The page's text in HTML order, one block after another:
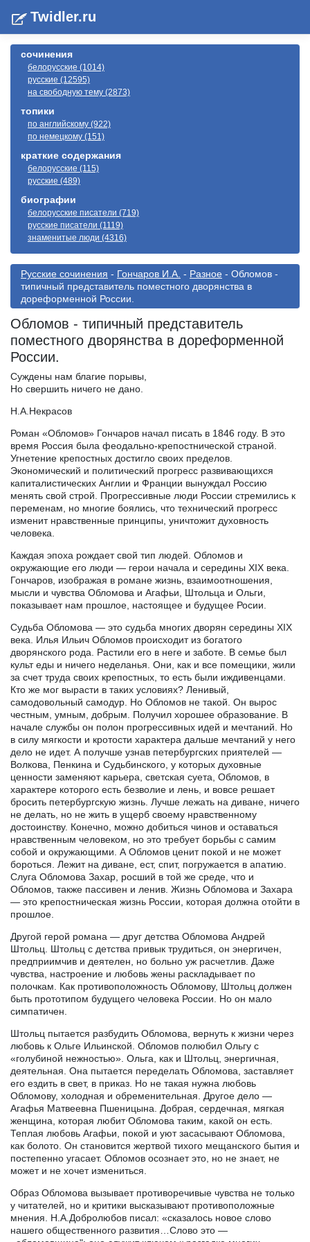
Twidler.ru
сочинения
белорусские (1014)
русские (12595)
на свободную тему (2873)
топики
по английскому (922)
по немецкому (151)
краткие содержания
белорусские (115)
русские (489)
биографии
белорусские писатели (719)
русские писатели (1119)
знаменитые люди (4316)
Русские сочинения - Гончаров И.А. - Разное - Обломов -
типичный представитель поместного дворянства в
дореформенной России.
Обломов - типичный представитель
поместного дворянства в дореформенной
России.
Суждены нам благие порывы,
Но свершить ничего не дано.
Н.А.Некрасов
Роман «Обломов» Гончаров начал писать в 1846 году. В это
время Россия была феодально-крепостнической страной.
Угнетение крепостных достигло своих пределов.
Экономический и политический прогресс развивающихся
капиталистических Англии и Франции вынуждал Россию
менять свой строй. Прогрессивные люди России стремились к
переменам, но многие боялись, что технический прогресс
изменит нравственные принципы, уничтожит духовность
человека.
Каждая эпоха рождает свой тип людей. Обломов и
окружающие его люди — герои начала и середины XIX века.
Гончаров, изображая в романе жизнь, взаимоотношения,
мысли и чувства Обломова и Агафьи, Штольца и Ольги,
показывает нам прошлое, настоящее и будущее Росии.
Судьба Обломова — это судьба многих дворян середины XIX
века. Илья Ильич Обломов происходит из богатого
дворянского рода. Растили его в неге и заботе. В семье был
культ еды и ничего неделанья. Они, как и все помещики, жили
за счет труда своих крепостных, то есть были иждивенцами.
Кто же мог вырасти в таких условиях? Ленивый,
самодовольный самодур. Но Обломов не такой. Он вырос
честным, умным, добрым. Получил хорошее образование. В
начале службы он полон прогрессивных идей и мечтаний. Но
в силу мягкости и кротости характера дальше мечтаний у него
дело не идет. А получше узнав петербургских приятелей —
Волкова, Пенкина и Судьбинского, у которых духовные
ценности заменяют карьера, светская суета, Обломов, в
характере которого есть безволие и лень, и вовсе решает
бросить петербургскую жизнь. Лучше лежать на диване, ничего
не делать, но не жить в ущерб своему нравственному
достоинству. Конечно, можно добиться чинов и оставаться
нравственным человеком, но это требует борьбы с самим
собой и окружающими. А Обломов ценит покой и не может
бороться. Лежит на диване, ест, спит, погружается в апатию.
Слуга Обломова Захар, росший в той же среде, что и
Обломов, также пассивен и ленив. Жизнь Обломова и Захара
— это крепостническая жизнь России, которая должна отойти в
прошлое.
Другой герой романа — друг детства Обломова Андрей
Штольц. Штольц с детства привык трудиться, он энергичен,
предприимчив и деятелен, но больно уж расчетлив. Даже
чувства, настроение и любовь жены раскладывает по
полочкам. Как противоположность Обломову, Штольц должен
быть прототипом будущего человека России. Но он мало
симпатичен.
Штольц пытается разбудить Обломова, вернуть к жизни через
любовь к Ольге Ильинской. Обломов полюбил Ольгу с
«голубиной нежностью». Ольга, как и Штольц, энергичная,
деятельная. Она пытается переделать Обломова, заставляет
его ездить в свет, в приказ. Но не такая нужна любовь
Обломову, холодная и обременительная. Другое дело —
Агафья Матвеевна Пшеницына. Добрая, сердечная, мягкая
женщина, которая любит Обломова таким, какой он есть.
Теплая любовь Агафьи, покой и уют засасывают Обломова,
как болото. Он становится жертвой тихого мещанского бытия и
постепенно угасает. Обломов осознает это, но не знает, не
может и не хочет измениться.
Образ Обломова вызывает противоречивые чувства не только
у читателей, но и критики высказывают противоположные
мнения. Н.А.Добролюбов писал: «сказалось новое слово
нашего общественного развития…Слово это —